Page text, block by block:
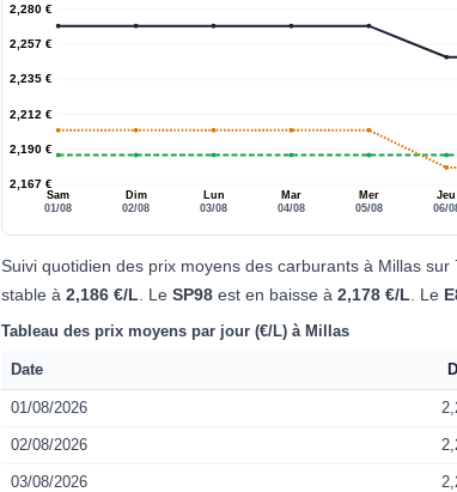
2,167 €
2,190 €
2,212 €
2,235 €
2,257 €
2,280 €
Sam
01/08
Dim
02/08
Lun
03/08
Mar
04/08
Mer
05/08
Jeu
06/
Suivi quotidien des prix moyens des carburants à Millas
stable à 2,186 €/L . Le SP98 est en baisse à 2,178 €/L . Le
Tableau des prix moyens par jour (€/L) à Millas
Date
01/08/2026
02/08/2026
03/08/2026